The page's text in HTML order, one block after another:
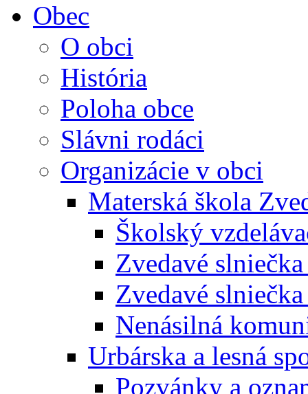
Obec
O obci
História
Poloha obce
Slávni rodáci
Organizácie v obci
Materská škola
Školský
Zvedavé
Zvedavé
Nenásilná
Urbárska a lesná
Pozvánky a